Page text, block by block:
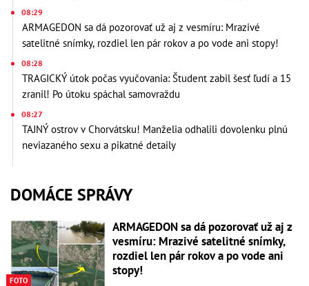
08:29
ARMAGEDON sa dá pozorovať už aj z vesmíru: Mrazivé
satelitné snímky, rozdiel len pár rokov a po vode ani stopy!
08:28
TRAGICKÝ útok počas vyučovania: Študent zabil šesť ľudí a 15
zranil! Po útoku spáchal samovraždu
08:27
TAJNÝ ostrov v Chorvátsku! Manželia odhalili dovolenku plnú
neviazaného sexu a pikatné detaily
DOMÁCE SPRÁVY
FOTO
ARMAGEDON sa dá pozorovať už aj z
vesmíru: Mrazivé satelitné snímky,
rozdiel len pár rokov a po vode ani
stopy!